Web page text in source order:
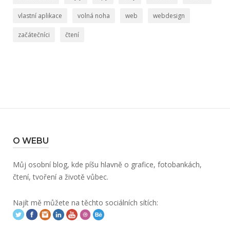
vlastní aplikace volná noha web webdesign
začátečníci čtení
O WEBU
Můj osobní blog, kde píšu hlavně o grafice, fotobankách,
čtení, tvoření a životě vůbec.
Najít mě můžete na těchto sociálních sítích: